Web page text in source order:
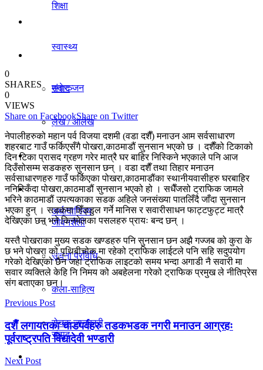
संवाद
लेख / आलेख
खेलकुद समाचार
विविध
जीवनशैली
सूचना प्रविधि
कला-साहित्य
रोचक जानकारी
प्रदेश
शिक्षा
स्वास्थ्य
मनाेरञ्जन
राजनीति
अर्थ/वाणिज्य
अर्थ/वाणिज्य
धर्म/संस्कृति
विचार
संवाद
0
SHARES
0
VIEWS
Share on FacebookShare on Twitter
नेपालीहरुको महान पर्व विजया दशमी (वडा दशैँ) मनाउन आम सर्वसाधारण
शहरबाट गाउँ फर्किएसँगै पोखरा,काठमाडौं सुनसान भएको छ । दशैँको टिकाको
दिन टिका प्रासद ग्रहण गरेर मात्रै घर बाहिर निस्किने भएकाले पनि आज
दिउँसोसम्म सडकहरु सुनसान छन् । वडा दशैँ तथा तिहार मनाउन
सर्वसाधारणहरु गाउँ फर्किएका पोखरा,काठमाडौंका स्थानीयवासीहरु घरबाहिर
ननिस्किँदा पोखरा,काठमाडौं सुनसान भएको हो । सधैँजसो ट्राफिक जामले
भरिने काठमाडौं उपत्यकाका सडक अहिले जनसंख्या पातलिँदै जाँदा सुनसान
भएका हुन् । सडकमा हिँड्डुल गर्ने मानिस र सवारीसाधन फाट्टफुट्ट मात्रै
देखिएका छन् भने किनमेलका पसलहरु प्रायः बन्द छन् ।
यस्तै पोखराका मुख्य सडक खण्डहरु पनि सुनसान छन अझै गज्जब को कुरा के
छ भने पोखरा को पृथिबीचोक मा रहेको ट्राफिक लाईटले पनि सहि सदुपयोग
गरेको देखिएको छैन जहा ट्राफिक लाइटको समय भन्दा अगाडी नै सवारी मा
सवार व्यक्तिले केहि नि निमय को अबहेलना गरेको ट्राफिक प्रमुख ले नीतिप्रेस
संग बताएका छन्।
Previous Post
दशैँ लगायतका चाडपर्वहरु तडकभडक नगरी मनाउन आग्रहः
पूर्वराष्ट्रपति विद्यादेवी भण्डारी
Next Post